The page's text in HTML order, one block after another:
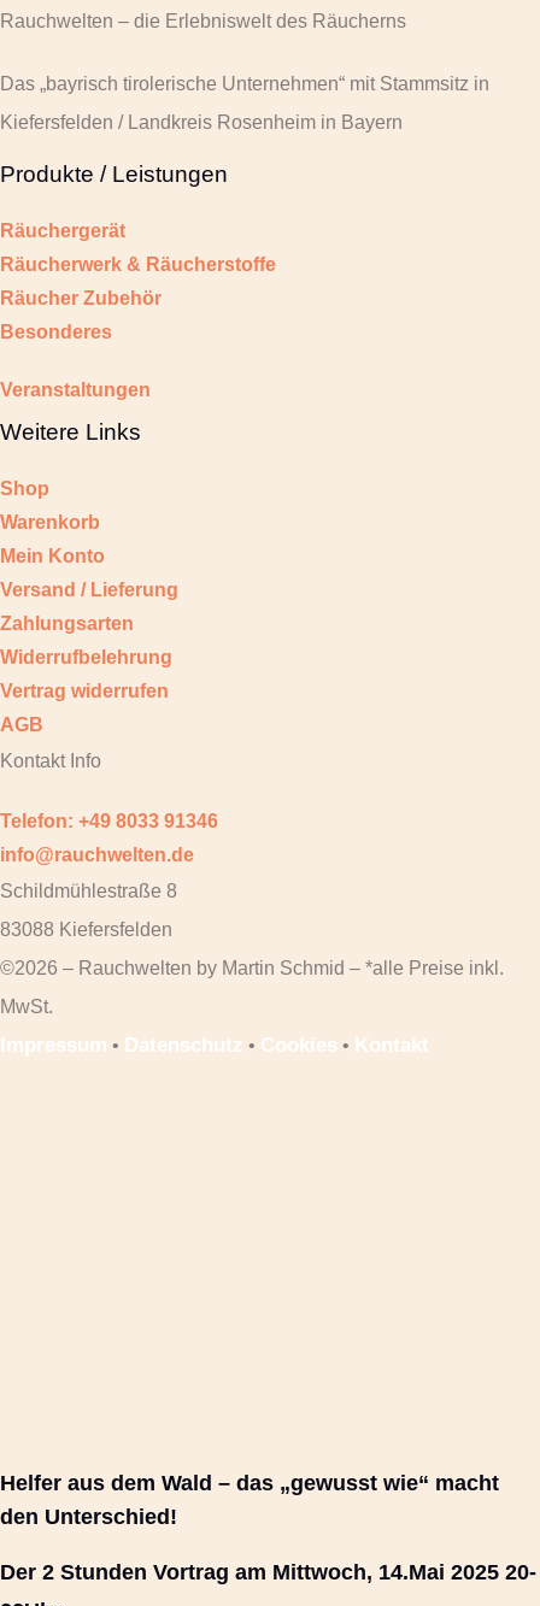
Rauchwelten – die Erlebniswelt des Räucherns
Das „bayrisch tirolerische Unternehmen“ mit Stammsitz in
Kiefersfelden / Landkreis Rosenheim in Bayern
Produkte / Leistungen
Räuchergerät
Räucherwerk & Räucherstoffe
Räucher Zubehör
Besonderes
Veranstaltungen
Weitere Links
Shop
Warenkorb
Mein Konto
Versand / Lieferung
Zahlungsarten
Widerrufbelehrung
Vertrag widerrufen
AGB
Kontakt Info
Telefon: +49 8033 91346
info@rauchwelten.de
Schildmühlestraße 8
83088 Kiefersfelden
©2026 – Rauchwelten by Martin Schmid – *alle Preise inkl.
MwSt.
Impressum • Datenschutz • Cookies • Kontakt
Helfer aus dem Wald – das „gewusst wie“ macht
den Unterschied!
Der 2 Stunden Vortrag am Mittwoch, 14.Mai 2025 20-